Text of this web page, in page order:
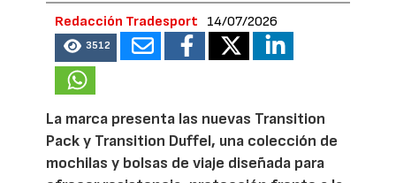
Redacción Tradesport 14/07/2026
3512
La marca presenta las nuevas Transition
Pack y Transition Duffel, una colección de
mochilas y bolsas de viaje diseñada para